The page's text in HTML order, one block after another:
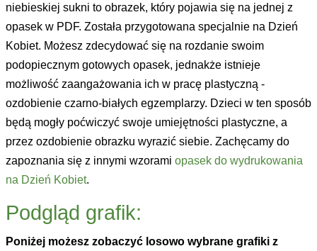
niebieskiej sukni to obrazek, który pojawia się na jednej z
opasek w PDF. Została przygotowana specjalnie na Dzień
Kobiet. Możesz zdecydować się na rozdanie swoim
podopiecznym gotowych opasek, jednakże istnieje
możliwość zaangażowania ich w pracę plastyczną -
ozdobienie czarno-białych egzemplarzy. Dzieci w ten sposób
będą mogły poćwiczyć swoje umiejętności plastyczne, a
przez ozdobienie obrazku wyrazić siebie. Zachęcamy do
zapoznania się z innymi wzorami opasek do wydrukowania
na Dzień Kobiet.
Podgląd grafik:
Poniżej możesz zobaczyć losowo wybrane grafiki z